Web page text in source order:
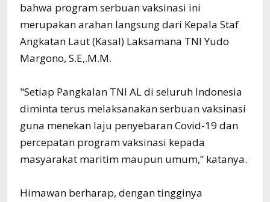
bahwa program serbuan vaksinasi ini
merupakan arahan langsung dari Kepala Staf
Angkatan Laut (Kasal) Laksamana TNI Yudo
Margono, S.E,.M.M.
"Setiap Pangkalan TNI AL di seluruh Indonesia
diminta terus melaksanakan serbuan vaksinasi
guna menekan laju penyebaran Covid-19 dan
percepatan program vaksinasi kepada
masyarakat maritim maupun umum,” katanya.
Himawan berharap, dengan tingginya